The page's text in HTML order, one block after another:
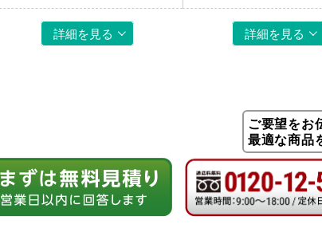
詳細を見る 詳細を見る
ご要望をお
最適な商品